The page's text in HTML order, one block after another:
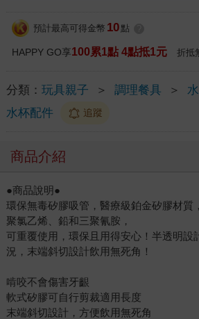
預計最高可得金幣 10 點
HAPPY GO享100累1點 4點抵1元 折抵
分類： 玩具親子 ＞ 調理餐具 ＞
水杯配件
追蹤
商品介紹
●商品說明●
環保無毒矽膠吸管，醫療級鉑金矽膠材質
聚氯乙烯、鉛和三聚氰胺，
可重覆使用，環保且用得安心！半透明設
況，末端斜切設計飲用無死角！
啃咬不會傷害牙齦
軟式矽膠可自行剪裁適用長度
末端斜切設計，方便飲用無死角